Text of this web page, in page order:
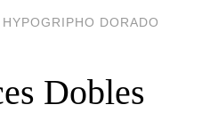
DORADO
Dobles